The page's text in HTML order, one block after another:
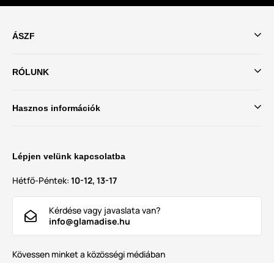
ÁSZF
RÓLUNK
Hasznos információk
Lépjen velünk kapcsolatba
Hétfő-Péntek: 10-12, 13-17
Kérdése vagy javaslata van?
info@glamadise.hu
Kövessen minket a közösségi médiában